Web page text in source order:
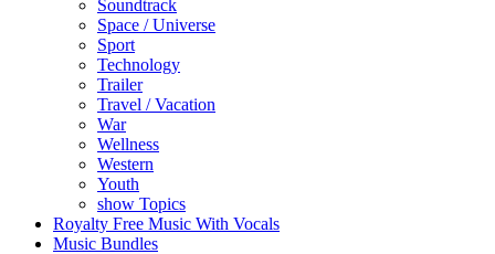
Soundtrack
Space / Universe
Sport
Technology
Trailer
Travel / Vacation
War
Wellness
Western
Youth
show Topics
Royalty Free Music With Vocals
Music Bundles